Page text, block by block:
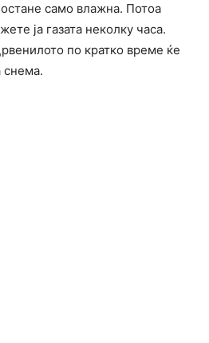
само влажна. Потоа
ја газата неколку часа.
по кратко време ќе
снема.